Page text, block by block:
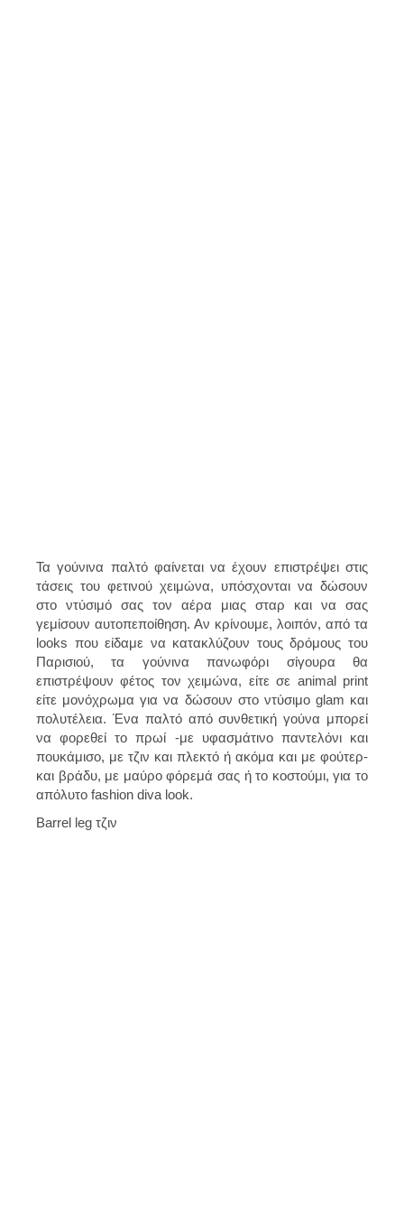
Τα γούνινα παλτό φαίνεται να έχουν επιστρέψει στις
τάσεις του φετινού χειμώνα, υπόσχονται να δώσουν
στο ντύσιμό σας τον αέρα μιας σταρ και να σας
γεμίσουν αυτοπεποίθηση. Αν κρίνουμε, λοιπόν, από τα
looks που είδαμε να κατακλύζουν τους δρόμους του
Παρισιού, τα γούνινα πανωφόρι σίγουρα θα
επιστρέψουν φέτος τον χειμώνα, είτε σε animal print
είτε μονόχρωμα για να δώσουν στο ντύσιμο glam και
πολυτέλεια. Ένα παλτό από συνθετική γούνα μπορεί
να φορεθεί το πρωί -με υφασμάτινο παντελόνι και
πουκάμισο, με τζιν και πλεκτό ή ακόμα και με φούτερ-
και βράδυ, με μαύρο φόρεμά σας ή το κοστούμι, για το
απόλυτο fashion diva look.
Barrel leg τζιν